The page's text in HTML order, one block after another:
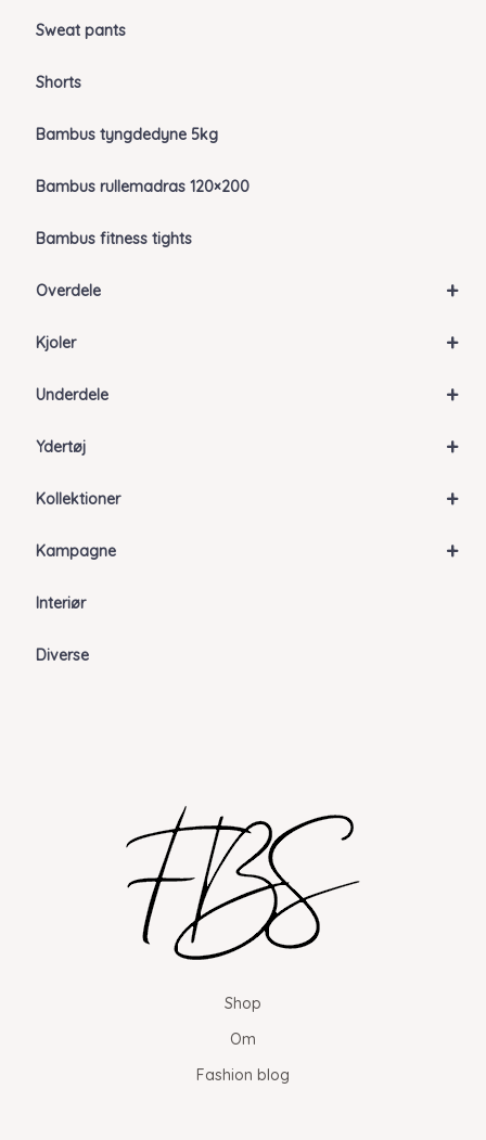
Sweat pants
Shorts
Bambus tyngdedyne 5kg
Bambus rullemadras 120×200
Bambus fitness tights
+
Overdele
+
Kjoler
+
Underdele
+
Ydertøj
+
Kollektioner
+
Kampagne
Interiør
Diverse
Shop
Om
Fashion blog